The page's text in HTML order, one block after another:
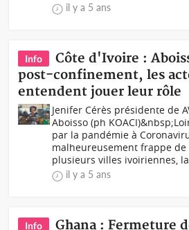
il y a 5 ans
Info
Côte d'Ivoire :
post-confinement, les
entendent jouer leur rôle
Jenifer Cérès présidente de
Aboisso (ph
par la pandémie à
malheureusement frappe
plusieurs villes ivoiriennes,
il y a 5 ans
Info
Ghana : Fermeture